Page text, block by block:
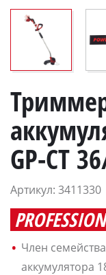
GP-CT
Артикул: 3411330
Член
аккумулятора